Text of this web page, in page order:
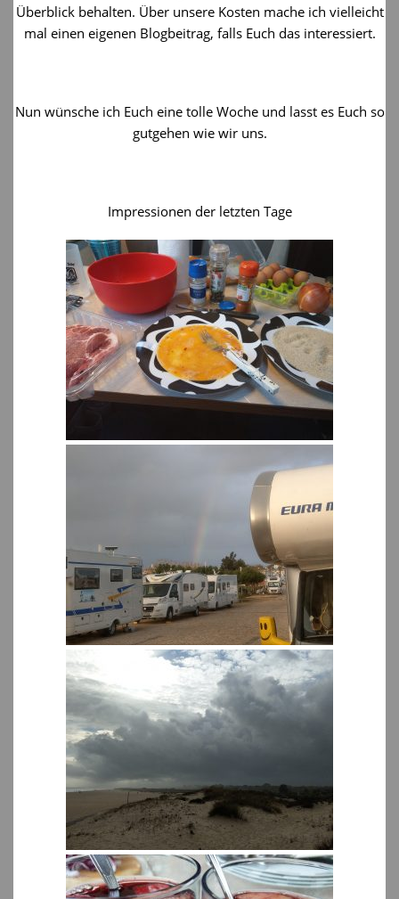
Überblick behalten. Über unsere Kosten mache ich vielleicht
mal einen eigenen Blogbeitrag, falls Euch das interessiert.
Nun wünsche ich Euch eine tolle Woche und lasst es Euch so
gutgehen wie wir uns.
Impressionen der letzten Tage